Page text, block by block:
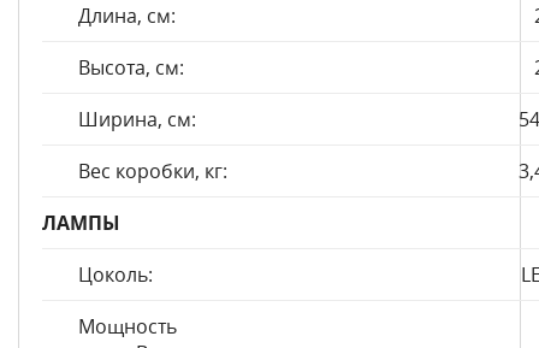
Длина, см:
Высота, см:
Ширина, см:
Вес коробки, кг:
ЛАМПЫ
Цоколь:
Мощность